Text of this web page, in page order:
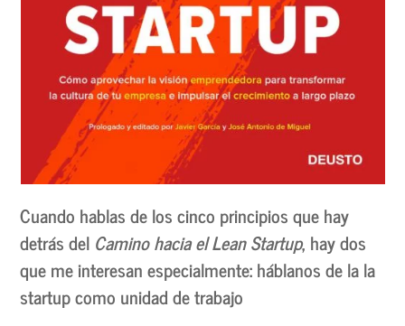
Cuando hablas de los cinco principios que hay
detrás del Camino hacia el Lean Startup, hay dos
que me interesan especialmente: háblanos de la la
startup como unidad de trabajo